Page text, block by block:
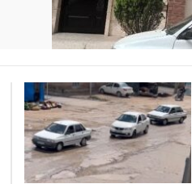
31 فروردین 1405